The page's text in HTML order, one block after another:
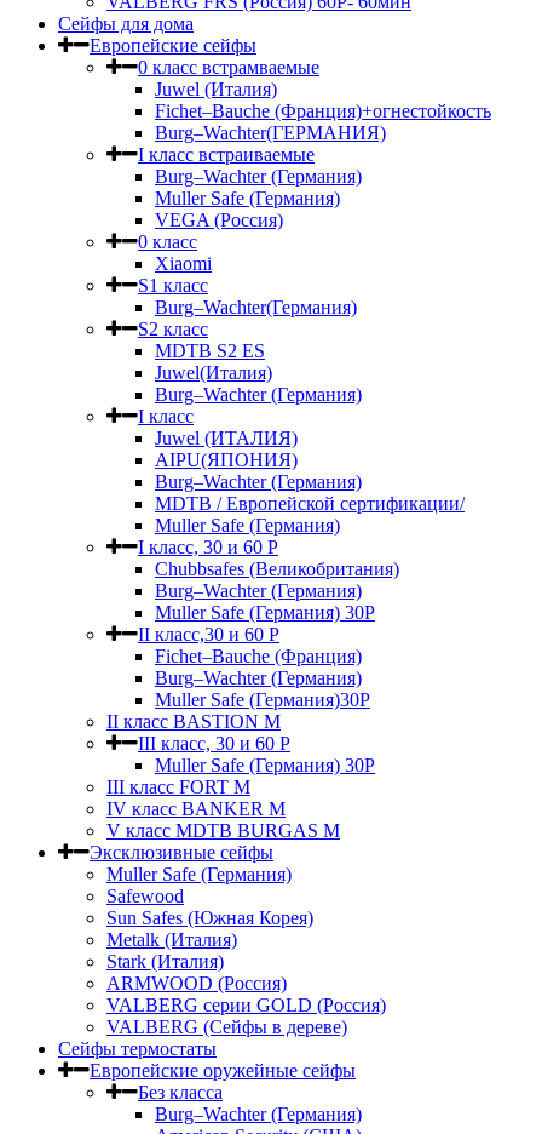
Сейфы для дома
Европейские сейфы
0 класс встрамваемые
Juwel (Италия)
Fichet–Bauche (Франция)+огнестойкость
Burg–Wachter(ГЕРМАНИЯ)
I класс встраиваемые
Burg–Wachter (Германия)
Muller Safe (Германия)
VEGA (Россия)
0 класс
Xiaomi
S1 класс
Burg–Wachter(Германия)
S2 класс
MDTB S2 ES
Juwel(Италия)
Burg–Wachter (Германия)
I класс
Juwel (ИТАЛИЯ)
AIPU(ЯПОНИЯ)
Burg–Wachter (Германия)
MDTB / Европейской сертификации/
Muller Safe (Германия)
I класс, 30 и 60 P
Chubbsafes (Великобритания)
Burg–Wachter (Германия)
Muller Safe (Германия) 30Р
II класс,30 и 60 P
Fichet–Bauche (Франция)
Burg–Wachter (Германия)
Muller Safe (Германия)30P
II класс BASTION M
III класс, 30 и 60 P
Muller Safe (Германия) 30Р
III класс FORT M
IV класс BANKER M
V класс МDTB BURGAS M
Эксклюзивные сейфы
Muller Safe (Германия)
Safewood
Sun Safes (Южная Корея)
Metalk (Италия)
Stark (Италия)
ARMWOOD (Россия)
VALBERG серии GOLD (Россия)
VALBERG (Сейфы в дереве)
Сейфы термостаты
Европейские оружейные сейфы
Без класса
Burg–Wachter (Германия)